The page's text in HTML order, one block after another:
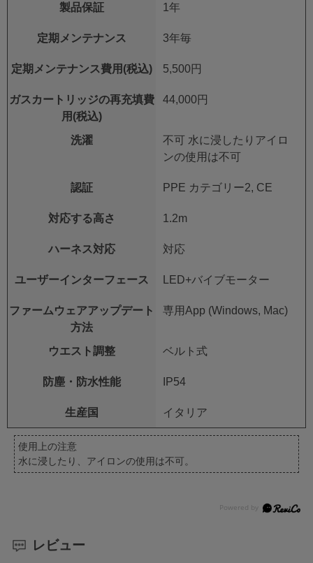
製品保証 1年
定期メンテナンス 3年毎
定期メンテナンス費用(税込) 5,500円
ガスカートリッジの再充填費
用(税込)
44,000円
洗濯
不可 水に浸したりアイロ
ンの使用は不可
認証 PPE カテゴリー2, CE
対応する高さ 1.2m
ハーネス対応 対応
ユーザーインターフェース LED+バイブモーター
ファームウェアアップデート
方法
専用App (Windows, Mac)
ウエスト調整 ベルト式
防塵・防水性能 IP54
生産国 イタリア
使用上の注意
水に浸したり、アイロンの使用は不可。
レビュー